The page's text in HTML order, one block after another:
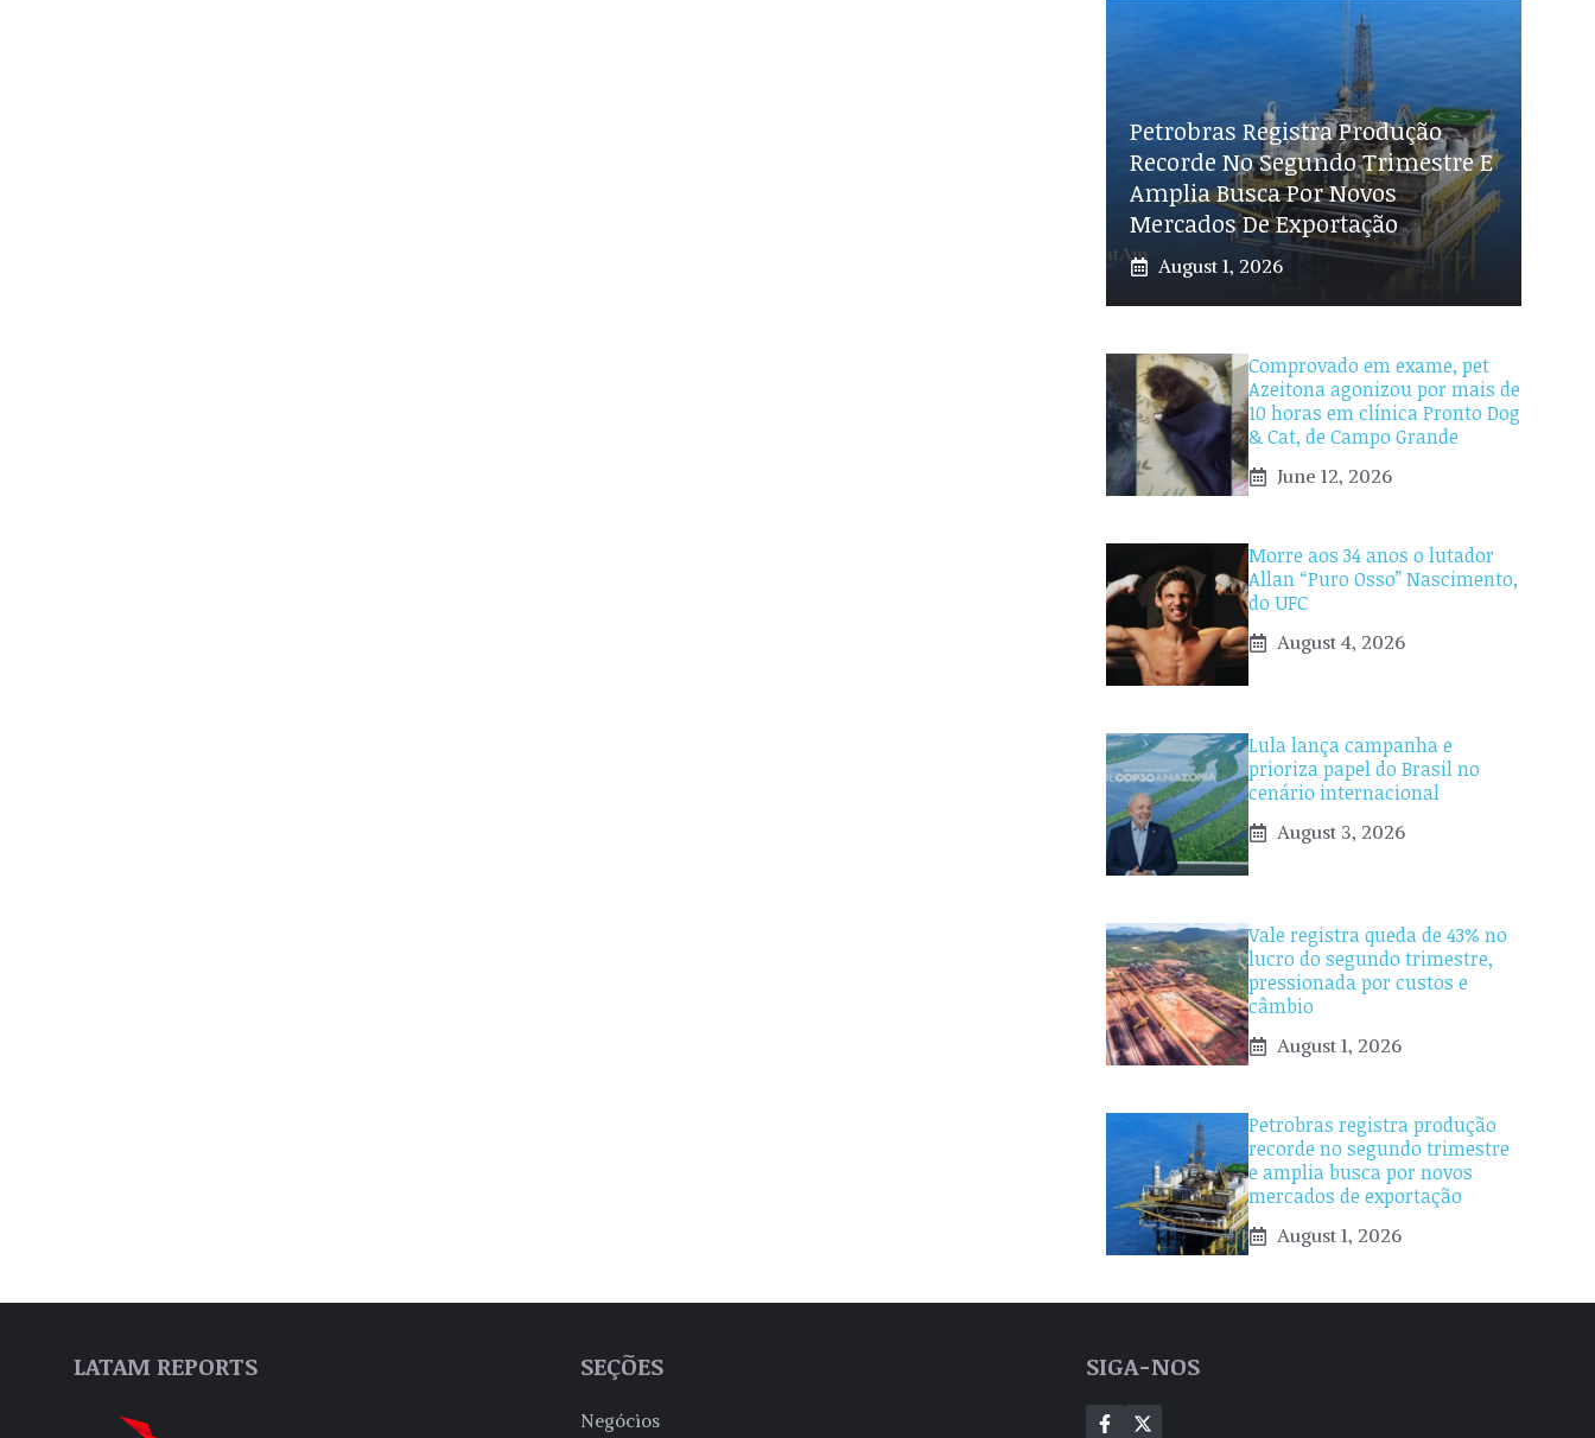
Petrobras Registra Produção
Recorde No Segundo Trimestre E
Amplia Busca Por Novos
Mercados De Exportação
August 1, 2026
Comprovado em exame, pet
Azeitona agonizou por mais de
10 horas em clínica Pronto Dog
& Cat, de Campo Grande
June 12, 2026
Morre aos 34 anos o lutador
Allan “Puro Osso” Nascimento,
do UFC
August 4, 2026
Lula lança campanha e
prioriza papel do Brasil no
cenário internacional
August 3, 2026
Vale registra queda de 43% no
lucro do segundo trimestre,
pressionada por custos e
câmbio
August 1, 2026
Petrobras registra produção
recorde no segundo trimestre
e amplia busca por novos
mercados de exportação
August 1, 2026
LATAM REPORTS SEÇÕES
Negócios
SIGA-NOS